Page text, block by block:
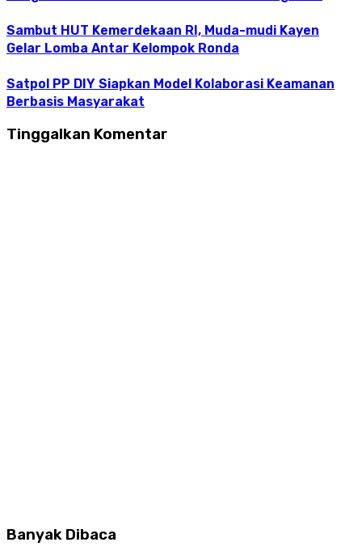
Sambut HUT Kemerdekaan RI, Muda-mudi Kayen
Gelar Lomba Antar Kelompok Ronda
Satpol PP DIY Siapkan Model Kolaborasi Keamanan
Berbasis Masyarakat
Tinggalkan Komentar
Banyak Dibaca